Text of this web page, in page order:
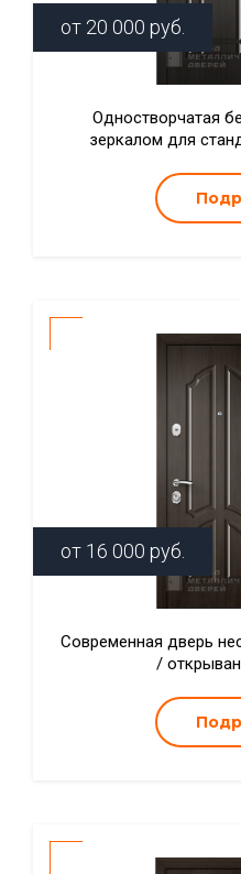
от 20 000 руб.
Одностворчатая
зеркалом для
от 16 000 руб.
Современная дверь
/